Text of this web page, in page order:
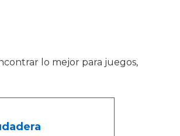
lo mejor para juegos,